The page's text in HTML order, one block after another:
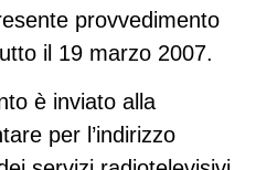
provvedimento
il 19 marzo 2007.
è inviato alla
per l’indirizzo